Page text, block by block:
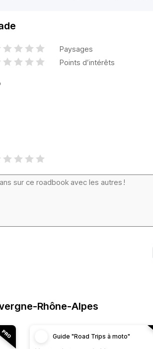
Paysages
Points d’intérêts
Rhône-Alpes
Guide "Road Trips à moto"